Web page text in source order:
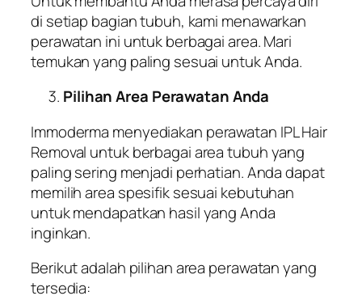
di setiap bagian tubuh, kami menawarkan
perawatan ini untuk berbagai area. Mari
temukan yang paling sesuai untuk Anda.
Pilihan Area Perawatan Anda
Immoderma menyediakan perawatan IPL Hair
Removal untuk berbagai area tubuh yang
paling sering menjadi perhatian. Anda dapat
memilih area spesifik sesuai kebutuhan
untuk mendapatkan hasil yang Anda
inginkan.
Berikut adalah pilihan area perawatan yang
tersedia: